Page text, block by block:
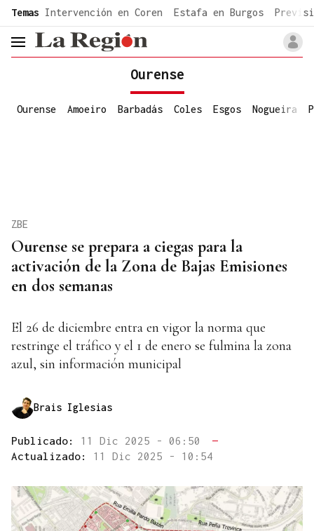
common.go-to-content
Temas Intervención en Coren Estafa en Burgos
header.menu.open
Ourense
Ourense Amoeiro Barbadás Coles Esgos Nogueira
Ourense se prepara a ciegas para la
activación de la Zona de Bajas Emisiones
en dos semanas
ZBE
El 26 de diciembre entra en vigor la norma que
restringe el tráfico y el 1 de enero se fulmina la zona
azul, sin información municipal
Brais Iglesias
Publicado: 11 Dic 2025 - 06:50
—
Actualizado: 11 Dic 2025 - 10:54